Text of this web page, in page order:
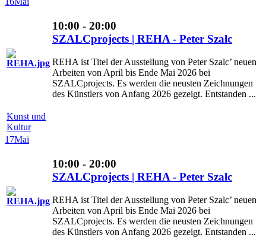
10:00 - 20:00
SZALCprojects | REHA - Peter Szalc
REHA ist Titel der Ausstellung von Peter Szalc’ neuen
Arbeiten von April bis Ende Mai 2026 bei
SZALCprojects. Es werden die neusten Zeichnungen
des Künstlers von Anfang 2026 gezeigt. Entstanden ...
Kunst und
Kultur
17Mai
10:00 - 20:00
SZALCprojects | REHA - Peter Szalc
REHA ist Titel der Ausstellung von Peter Szalc’ neuen
Arbeiten von April bis Ende Mai 2026 bei
SZALCprojects. Es werden die neusten Zeichnungen
des Künstlers von Anfang 2026 gezeigt. Entstanden ...